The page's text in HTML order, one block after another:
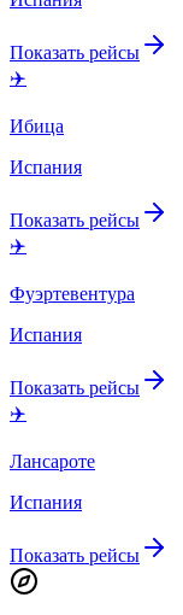
Показать рейсы
✈️
Ибица
Испания
Показать рейсы
✈️
Фуэртевентура
Испания
Показать рейсы
✈️
Лансароте
Испания
Показать рейсы